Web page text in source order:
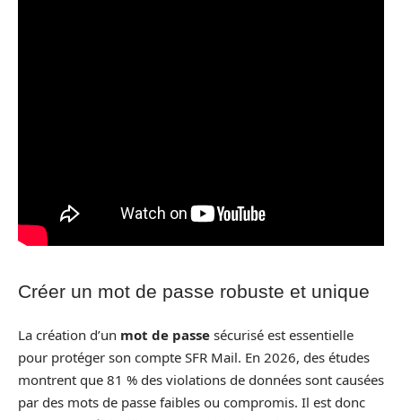
Créer un mot de passe robuste et unique
La création d’un mot de passe sécurisé est essentielle
pour protéger son compte SFR Mail. En 2026, des études
montrent que 81 % des violations de données sont causées
par des mots de passe faibles ou compromis. Il est donc